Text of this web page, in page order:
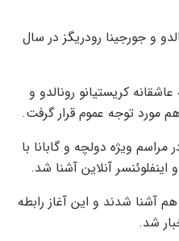
و جورجینا رودریگز در سال
کریستیانو رونالدو و
هم مورد توجه عموم قرار گرفت.
مراسم ویژه دولچه و گابانا با
اینفلوئنسر آنلاین آشنا شد.
اولین بار در سال 2016 با هم آشنا شدند و این آغاز رابطه
شد.